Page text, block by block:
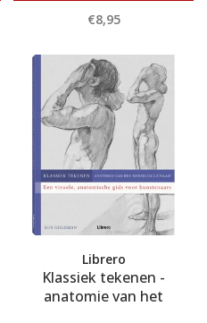
€8,95
Librero
Klassiek tekenen -
anatomie van het